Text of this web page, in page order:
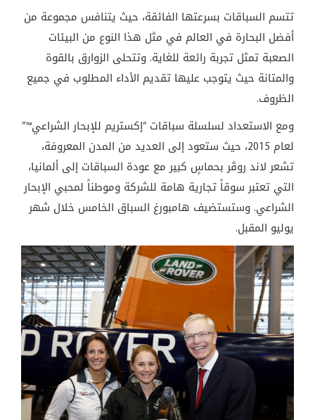
تتسم السباقات بسرعتها الفائقة، حيث يتنافس مجموعة من
أفضل البحارة في العالم في مثل هذا النوع من البيئات
الصعبة تمثل تجربة رائعة للغاية. وتتحلى الزوارق بالقوة
والمتانة حيث يتوجب عليها تقديم الأداء المطلوب في جميع
الظروف.
ومع الاستعداد لسلسلة سباقات “إكستريم للإبحار الشراعي™”
لعام 2015، حيث ستعود إلى العديد من المدن المعروفة،
تشعر لاند روڤر بحماسٍ كبير مع عودة السباقات إلى ألمانيا،
التي تعتبر سوقاً تجارية هامة للشركة وموطناً لمحبي الإبحار
الشراعي. وستستضيف هامبورغ السباق الخامس خلال شهر
يوليو المقبل.